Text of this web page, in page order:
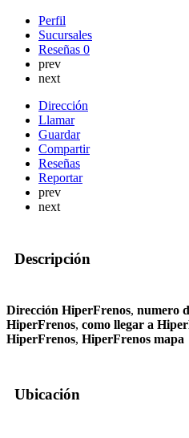
Perfil
Sucursales
Reseñas 0
prev
next
Dirección
Llamar
Guardar
Compartir
Reseñas
Reportar
prev
next
Descripción
Dirección HiperFrenos, numero
HiperFrenos, como llegar a
HiperFrenos, HiperFrenos mapa
Ubicación